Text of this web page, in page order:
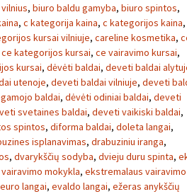
, biuro baldu gamyba, biuro spintos,
, c kategorija kaina, c kategorijos kaina,
kursai vilniuje, careline kosmetika,
ce kategorijos kursai, ce vairavimo kursai,
kursai, dėvėti baldai, deveti baldai
utenoje, deveti baldai vilniuje, deveti
baldai, dėvėti odiniai baldai, deveti
svetaines baldai, deveti vaikiski baldai,
spintos, diforma baldai, doleta langai,
isplanavimas, drabuziniu iranga,
, dvarykščių sodyba, dvieju duru spinta,
mokykla, ekstremalaus vairavimo
euro langai, evaldo langai, ežeras anykščių